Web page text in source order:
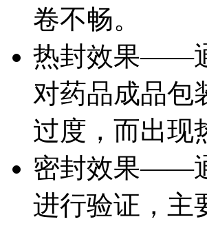
卷不畅。
热封效果——
对药品成品包
过度，而出现
密封效果——
进行验证，主